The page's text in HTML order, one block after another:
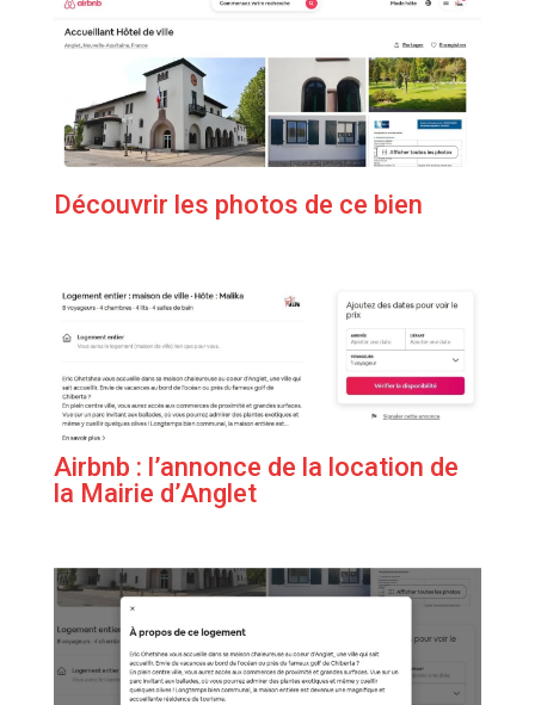
Découvrir les photos de ce bien
Airbnb : l’annonce de la location de
la Mairie d’Anglet